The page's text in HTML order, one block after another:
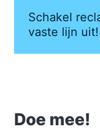
Schakel
vaste lijn uit!
Doe mee!